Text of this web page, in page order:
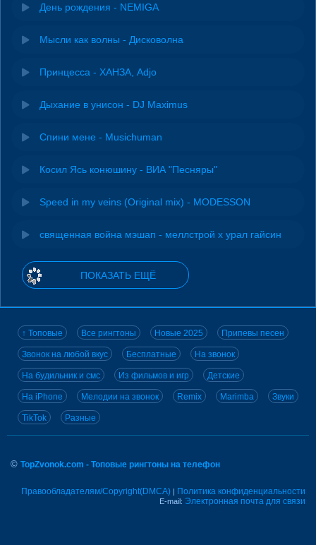
День рождения - NEMIGA
Мысли как волны - Дисковолна
Принцесса - ХАНЗА, Adjo
Дыхание в унисон - DJ Maximus
Спини мене - Musichuman
Косил Ясь конюшину - ВИА "Песняры"
Speed in my veins (Original mix) - MODESSON
священная война мэшап - меллстрой х урал гайсин
ПОКАЗАТЬ ЕЩЁ
↑ Топовые Все рингтоны Новые 2025 Припевы песен
Звонок на любой вкус Бесплатные На звонок
На будильник и смс Из фильмов и игр Детские
На iPhone Мелодии на звонок Remix Marimba Звуки
TikTok Разные
© TopZvonok.com - Топовые рингтоны на телефон
Правообладателям/Copyright(DMCA) | Политика конфиденциальности
E-mail: Электронная почта для связи